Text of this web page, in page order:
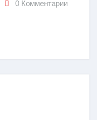
0 Комментарии